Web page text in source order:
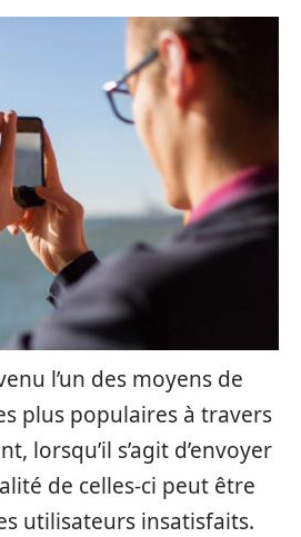
l’un des moyens de
plus populaires à travers
lorsqu’il s’agit d’envoyer
de celles-ci peut être
utilisateurs insatisfaits.